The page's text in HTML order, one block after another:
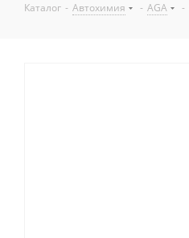
Каталог - Автохимия - AGA -